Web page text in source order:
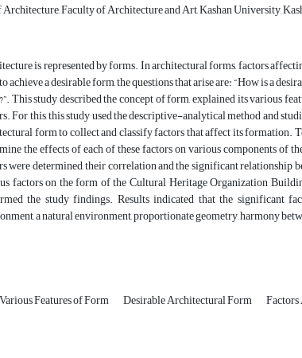
Faculty of Architecture and Art, Kashan University,
is represented by forms. In architectural forms, factors
achieve a desirable form, the questions that arise are: “How is a
This study described the concept of form, explained its various
For this, this study used the descriptive-analytical method and
form to collect and classify factors that affect its formation.
the effects of each of these factors on various components
were determined, their correlation and the significant relationship
factors on the form of the Cultural Heritage Organization
the study findings. Results indicated that the significant
a natural environment, proportionate geometry, harmony
Various Features of Form Desirable Architectural Form